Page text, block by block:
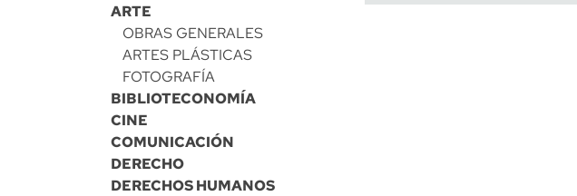
ARTE
OBRAS GENERALES
ARTES PLÁSTICAS
FOTOGRAFÍA
BIBLIOTECONOMÍA
CINE
COMUNICACIÓN
DERECHO
DERECHOS HUMANOS